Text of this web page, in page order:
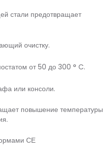
стали предотвращает
очистку.
от 50 до 300 ° C.
или консоли.
повышение температуры
СЕ